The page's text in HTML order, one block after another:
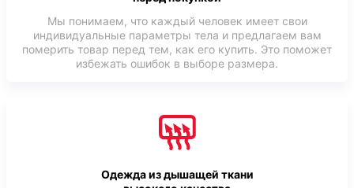
Мы понимаем, что каждый человек имеет свои
индивидуальные параметры тела и предлагаем вам
померить товар перед тем, как его купить. Это поможет
избежать ошибок в выборе размера.
Одежда из дышащей ткани